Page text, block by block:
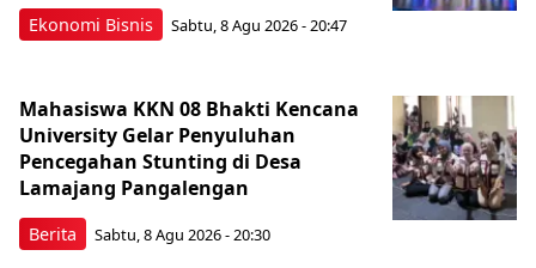
Ekonomi Bisnis Sabtu, 8 Agu 2026 - 20:47
Berita
Mahasiswa KKN 08 Bhakti Kencana
University Gelar Penyuluhan
Pencegahan Stunting di Desa
Lamajang Pangalengan
Sabtu, 8 Agu 2026 - 20:30